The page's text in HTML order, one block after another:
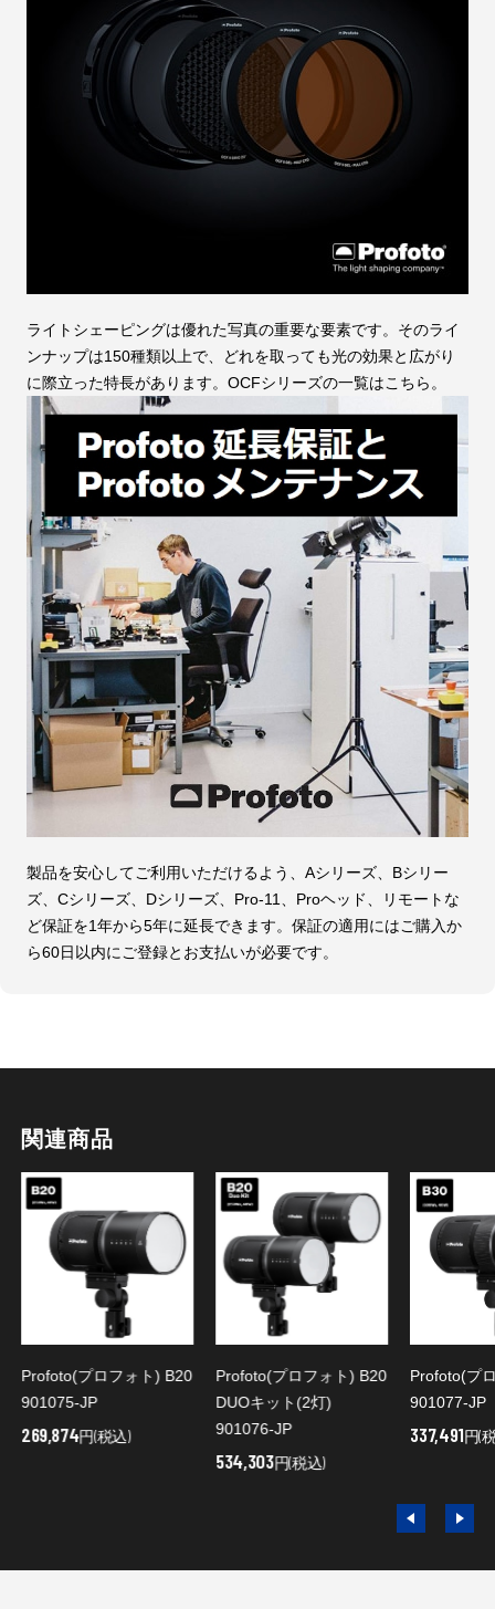
ライトシェーピングは優れた写真の重要な要素です。そのライ
ンナップは150種類以上で、どれを取っても光の効果と広がり
に際立った特長があります。OCFシリーズの一覧はこちら。
製品を安心してご利用いただけるよう、Aシリーズ、Bシリー
ズ、Cシリーズ、Dシリーズ、Pro-11、Proヘッド、リモートな
ど保証を1年から5年に延長できます。保証の適用にはご購入か
ら60日以内にご登録とお支払いが必要です。
関連商品
Profoto(プロフォト) B20
901075-JP
269,874円(税込)
Profoto(プロフォト) B20
DUOキット(2灯)
901076-JP
534,303円(税込)
Profoto(プ
901077-JP
337,491円(